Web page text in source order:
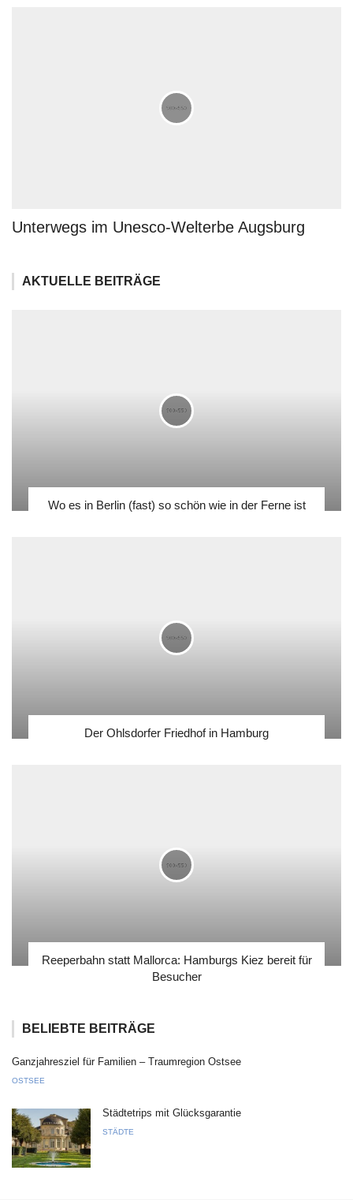
Unterwegs im Unesco-Welterbe Augsburg
AKTUELLE BEITRÄGE
Wo es in Berlin (fast) so schön wie in der Ferne ist
Der Ohlsdorfer Friedhof in Hamburg
Reeperbahn statt Mallorca: Hamburgs Kiez bereit für
Besucher
BELIEBTE BEITRÄGE
Ganzjahresziel für Familien – Traumregion Ostsee
OSTSEE
Städtetrips mit Glücksgarantie
STÄDTE